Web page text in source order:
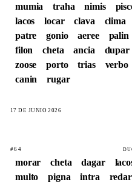
mumia
traha nimis
lacos
locar clava clima
patre
gonio aeree palin
filon
cheta ancia dupar
zoose
porto trias verbo
canin
rugar
17 DE JUNIO 2026
#64
morar cheta dagar
multo
pigna intra
redar